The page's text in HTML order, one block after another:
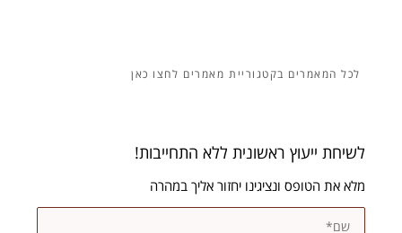
מאמרים
לשיחת ייעוץ ראשונית ללא התחייבות!
מלא את הטופס ונציגינו יחזור אליך במהרה